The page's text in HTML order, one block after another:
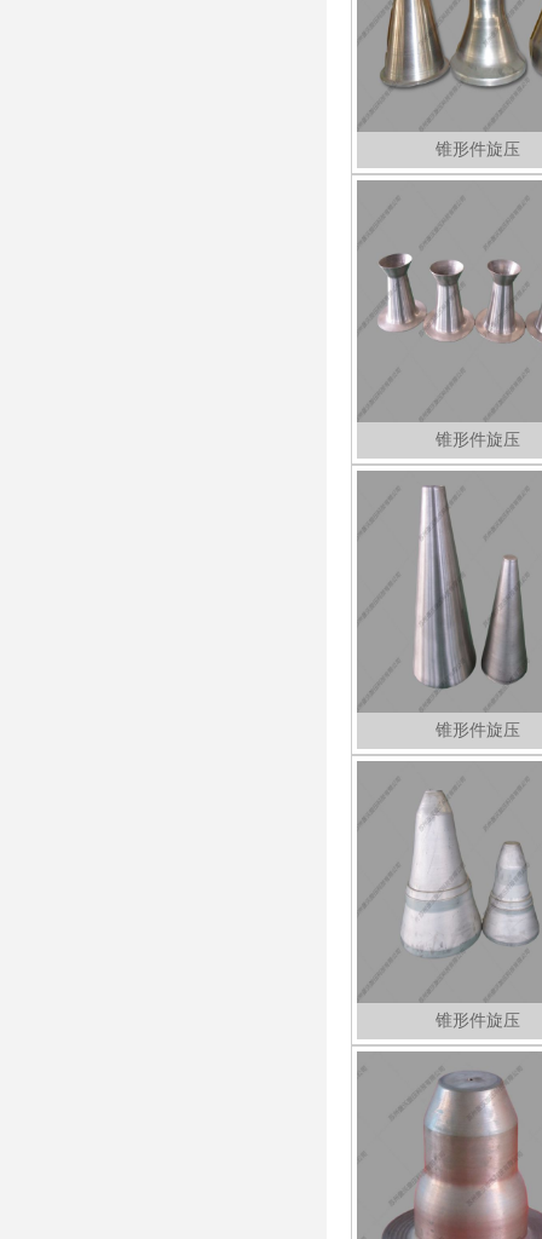
锥形件旋压
锥形件旋压
锥形件旋压
锥形件旋压